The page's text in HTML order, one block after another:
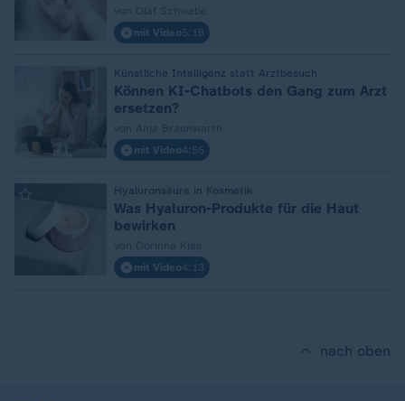
mit Video5:16
Künstliche Intelligenz statt Arztbesuch
Können KI-Chatbots den Gang zum Arzt
ersetzen?
mit Video4:55
Hyaluronsäure in Kosmetik
Was Hyaluron-Produkte für die Haut
bewirken
mit Video4:13
nach oben